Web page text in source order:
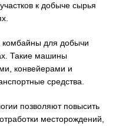
к добыче сырья
для добычи
Такие машины
конвейерами и
средства.
позволяют повысить
месторождений,